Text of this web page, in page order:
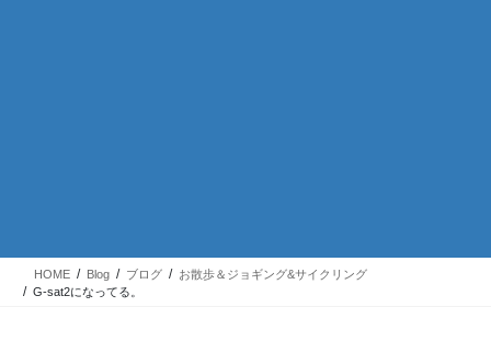
HOME Blog ブログ
お散歩＆ジョギング&サイクリング
G-sat2になってる。